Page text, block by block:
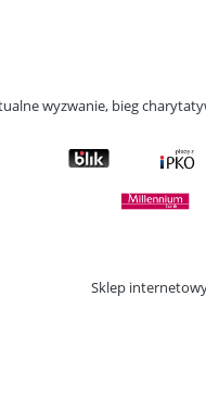
wyzwanie, bieg
Sklep